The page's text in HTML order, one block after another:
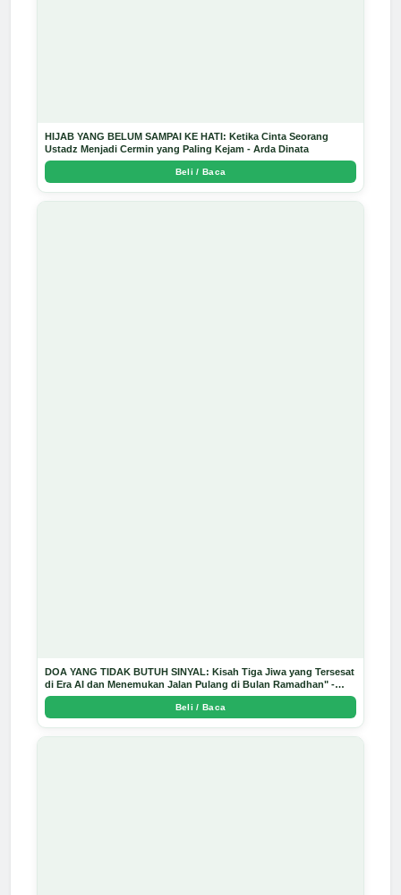
HIJAB YANG BELUM SAMPAI KE HATI: Ketika Cinta Seorang
Ustadz Menjadi Cermin yang Paling Kejam - Arda Dinata
Beli / Baca
DOA YANG TIDAK BUTUH SINYAL: Kisah Tiga Jiwa yang Tersesat
di Era AI dan Menemukan Jalan Pulang di Bulan Ramadhan" -
Arda Dinata
Beli / Baca